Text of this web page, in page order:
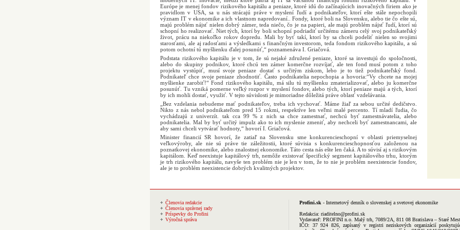
Európe je menej fondov rizikového kapitálu a peniaze, ktoré idú do začínajúcich inovačných firiem ako je
pravidlom v USA, sa u nás strácajú práve v myslení ľudí a podnikateľov, ktorí ešte stále nepochopili
význam IT v ekonomike a ich vlastnom napredovaní.. Fondy, ktoré boli na Slovensku, alebo tie čo ešte sú,
majú problém nájsť nielen dobrý zámer, teda niečo, čo je na papieri, ale majú problém nájsť ľudí, ktorí sú
schopní ho realizovať. Niet tých, ktorí by boli schopní podriadiť určitému zámeru celý svoj podnikateľský
život, prácu na niekoľko rokov dopredu. Mali by byť takí, ktorí by sa chceli podeliť nielen so svojimi
starosťami, ale aj radosťami a výsledkami s finančným investorom, teda fondom rizikového kapitálu, a sú
potom ochotní tú myšlienku ďalej posunúť,“ poznamenáva I. Griačová.
Podstata rizikového kapitálu je v tom, že sú nejaké združené peniaze, ktoré sa investujú do spoločnosti,
alebo do skupiny podnikov, ktoré chcú ten zámer komerčne rozvíjať, ale ten fond musí potom z toho
projektu vystúpiť, musí svoje peniaze dostať s určitým ziskom, lebo je to tiež podnikateľský fond.
Podnikateľ chce svoje peniaze zhodnotiť. Často podnikatelia nepochopia a hovoria:“Vy chcete na mojej
myšlienke zarobiť!“ Fond rizikového kapitálu, má silu tú myšlienku zmaterializovať, alebo ju komerčne
posunúť. Tu vzniká pomerne veľký rozpor v myslení fondov, alebo tých, ktorí peniaze majú a tých, ktorí
by ich mohli dostať, využiť. V tejto súvislosti je mimoriadne dôležitá práve oblasť vzdelávania.
„Bez vzdelania nebudeme mať podnikateľov, treba ich vychovať. Máme žiaľ za sebou určité dedičstvo.
Nikto z nás nebol podnikateľom pred 15 rokmi, respektíve len veľmi malé percento. Tí mladí ľudia, čo
vychádzajú z univerzít. tak cca 99 % z nich sa chce zamestnať, nechcú byť zamestnávatelia, alebo
podnikatelia. Mal by byť určitý impulz ako to ich myslenie zmeniť, aby nechceli byť zamestnancami, ale
aby sami chceli vytvárať hodnoty,“ hovorí I. Griačová.
Minister financií SR hovorí, že zatiaľ na Slovensku sme konkurencieschopní v oblasti priemyselnej
veľkovýroby, ale nie sú práve tie záležitostii, ktoré súvisia s konkurencieschopnosťou založenou na
poznatkovej ekonomike, alebo znalostnej ekonomike. Táto cesta nás ešte len čaká. A to súvisí aj s rizikovým
kapitálom. Keď neexistuje kapitálový trh, nemôže existovať špecifický segment kapitálového trhu, ktorým
je trh rizikového kapitálu, navyše ten problém nie je len v tom, že to nie je problém neexistencie fondov,
ale je to problém neexistencie dobrých kvalitných projektov.
Členovia redakcie
Členovia správnej rady
Príspevky do Profini
Výročná správa
Profini.sk - Internetový denník o slovenskej a svetovej ekonomike
Redakcia: riaditelno@profini.sk
Vydavateľ: PROFINI n.o. Malý trh, 7089/2A, 811 08 Bratislava – Staré
IČO: 37 924 826, zapísaný v registri neziskových organizácií